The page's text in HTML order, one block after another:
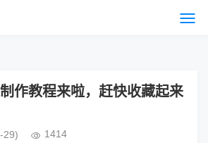
作教程来啦，赶快收藏起来
29) 1414